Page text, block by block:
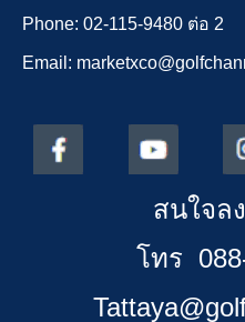
Phone: 02-115-9480 ต่อ 2
Email:
สนใจล
โทร